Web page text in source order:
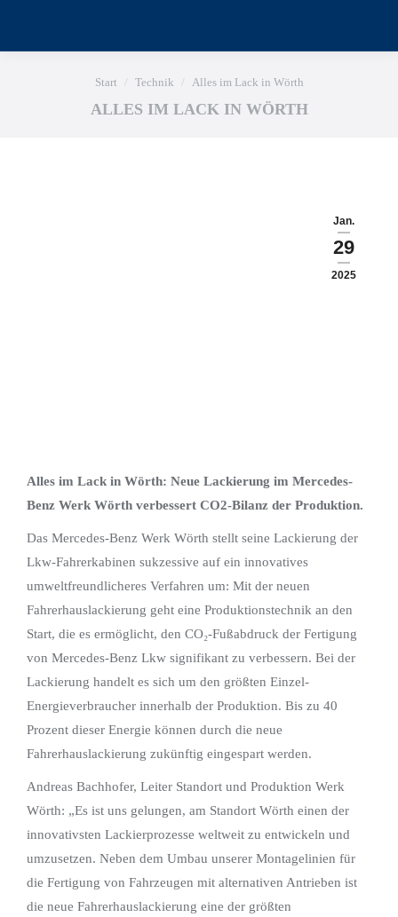
Sie befinden sich hier:
Start Technik Alles im Lack in Wörth
ALLES IM LACK IN WÖRTH
Jan.
29
2025
Alles im Lack in Wörth: Neue Lackierung im Mercedes-
Benz Werk Wörth verbessert CO2-Bilanz der Produktion.
Das Mercedes-Benz Werk Wörth stellt seine Lackierung der
Lkw-Fahrerkabinen sukzessive auf ein innovatives
umweltfreundlicheres Verfahren um: Mit der neuen
Fahrerhauslackierung geht eine Produktionstechnik an den
Start, die es ermöglicht, den CO₂-Fußabdruck der Fertigung
von Mercedes-Benz Lkw signifikant zu verbessern. Bei der
Lackierung handelt es sich um den größten Einzel-
Energieverbraucher innerhalb der Produktion. Bis zu 40
Prozent dieser Energie können durch die neue
Fahrerhauslackierung zukünftig eingespart werden.
Andreas Bachhofer, Leiter Standort und Produktion Werk
Wörth: „Es ist uns gelungen, am Standort Wörth einen der
innovativsten Lackierprozesse weltweit zu entwickeln und
umzusetzen. Neben dem Umbau unserer Montagelinien für
die Fertigung von Fahrzeugen mit alternativen Antrieben ist
die neue Fahrerhauslackierung eine der größten